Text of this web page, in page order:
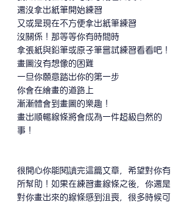
還沒拿出紙筆開始練習
又或是現在不方便拿出紙筆練習
沒關係！那等等你有時間時
拿張紙與鉛筆或原子筆嘗試練習看看吧！
畫圖沒有想像的困難
一旦你願意踏出你的第一步
你會在繪畫的道路上
漸漸體會到畫圖的樂趣！
畫出順暢線條將會成為一件超級自然的
事！
很開心你能閱讀完這篇文章，希望對你有
所幫助！如果在練習畫線條之後，你還是
對你畫出來的線條感到沮喪，很多時候可